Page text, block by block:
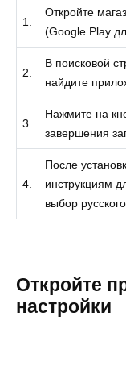
1.
Откройте
(Google Play
2.
В поисковой
найдите
3.
Нажмите на
завершения
4.
После
инструкциям
выбор
Откройте
настройки